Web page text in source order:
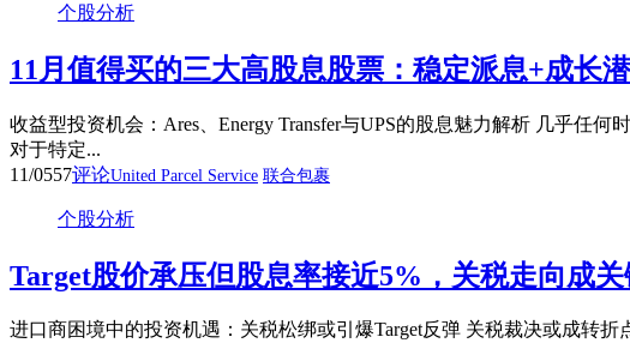
个股分析
11月值得买的三大高股息股票：稳定派息+成长
收益型投资机会：Ares、Energy Transfer与UPS的股息魅力解析 几乎任
对于特定...
11/0557评论United Parcel Service 联合包裹
个股分析
Target股价承压但股息率接近5%，关税走向成
进口商困境中的投资机遇：关税松绑或引爆Target反弹 关税裁决或成转